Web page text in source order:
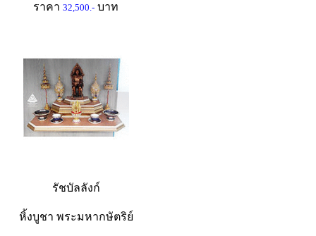
ราคา32,500.- บาท
รัชบัลลังก์
หิ้งบูชา พระมหากษัตริย์